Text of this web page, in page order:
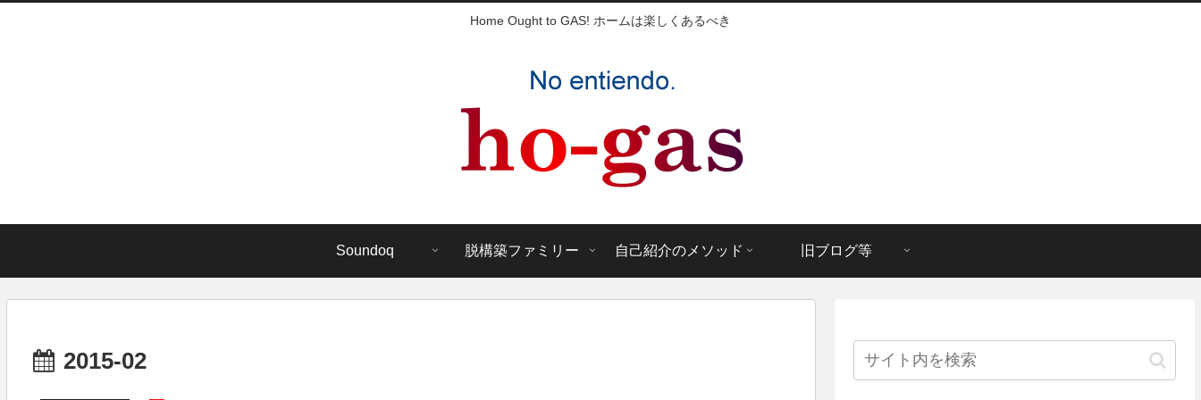
Home Ought to GAS! ホームは楽しくあるべき
Soundoq 脱構築ファミリー 自己紹介のメソッド 旧ブログ等
2015-02